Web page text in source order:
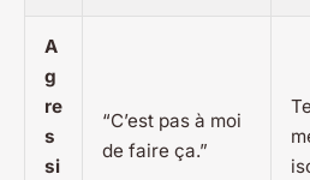
A
g
re
s
si
“C’est pas à moi
de faire ça.”